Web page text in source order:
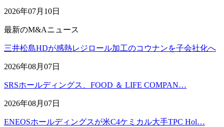
2026年07月10日
最新のM&Aニュース
三井松島HDが感熱レジロール加工のコウナンを子会社化へ
2026年08月07日
SRSホールディングス、FOOD ＆ LIFE COMPAN…
2026年08月07日
ENEOSホールディングスが米C4ケミカル大手TPC Hol…